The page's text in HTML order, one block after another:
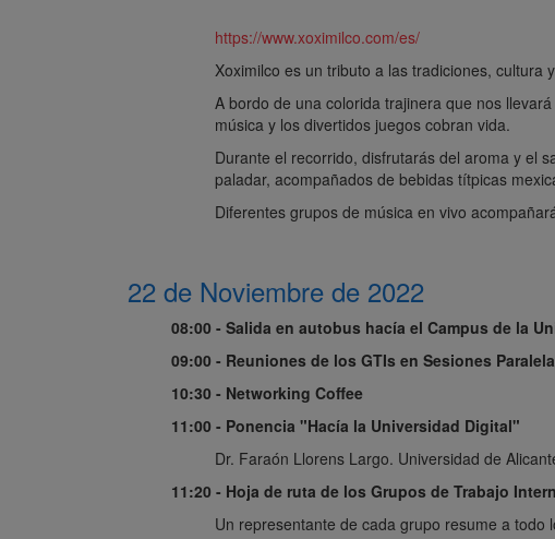
https://www.xoximilco.com/es/
Xoximilco es un tributo a las tradiciones, cultura
A bordo de una colorida trajinera que nos
música y los divertidos juegos cobran vida.
Durante el recorrido, disfrutarás del aroma y el
paladar, acompañados de bebidas títpicas
Diferentes grupos de música en vivo
22 de Noviembre de 2022
08:00 - Salida en autobus hacía el Campus de la
09:00 - Reuniones de los GTIs en Sesiones
10:30 - Networking Coffee
11:00 - Ponencia "Hacía la Universidad Digital"
Dr. Faraón Llorens Largo. Universidad de
11:20 - Hoja de ruta de los Grupos de Trabajo
Un representante de cada grupo resume a